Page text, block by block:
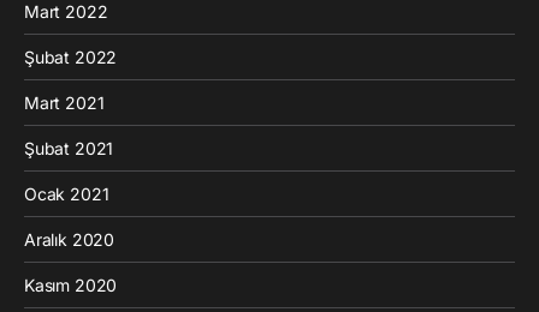
Mart 2022
Şubat 2022
Mart 2021
Şubat 2021
Ocak 2021
Aralık 2020
Kasım 2020